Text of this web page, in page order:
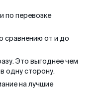
по перевозке
сравнению от и до
Это выгоднее чем
одну сторону.
на лучшие